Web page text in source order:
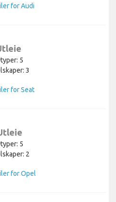
for Audi
5
3
for Seat
5
2
for Opel